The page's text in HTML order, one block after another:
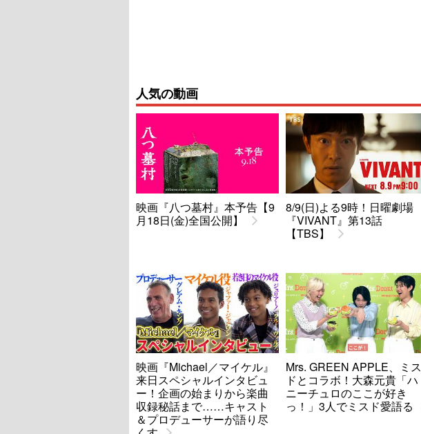
人気の動画
映画『八つ墓村』本予告【9
月18日(金)全国公開】
8/9(日)よる9時！日曜劇場
『VIVANT』第13話
【TBS】
映画『Michael／マイケル』
来日スペシャルインタビュ
ー！企画の始まりから楽曲
収録秘話まで……キャスト
＆プロデューサーが語り尽
Mrs. GREEN APPLE、ミス
ドとコラボ！大森元貴「ハ
ニーチュロのここが好き
っ！」3人でミスド愛語る